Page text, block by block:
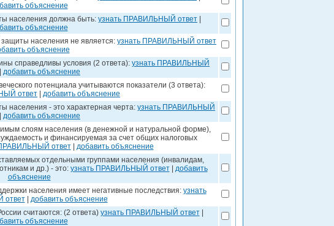
объяснение
населения должна быть: узнать ПРАВИЛЬНЫЙ ответ
объяснение
населения не является: узнать ПРАВИЛЬНЫЙ ответ
объяснение
справедливы условия (2 ответа): узнать ПРАВИЛЬНЫЙ
добавить объяснение
потенциала учитываются показатели (3 ответа):
ответ
добавить объяснение
населения - это характерная черта: узнать ПРАВИЛЬНЫЙ
добавить объяснение
слоям населения (в денежной и натуральной форме),
и финансируемая за счет общих налоговых
ответ| добавить объяснение
отдельными группами населения (инвалидам,
и др.) - это: узнать ПРАВИЛЬНЫЙ ответ| добавить
объяснение
населения имеет негативные последствия: узнать
| добавить объяснение
считаются: (2 ответа) узнать ПРАВИЛЬНЫЙ ответ|
объяснение